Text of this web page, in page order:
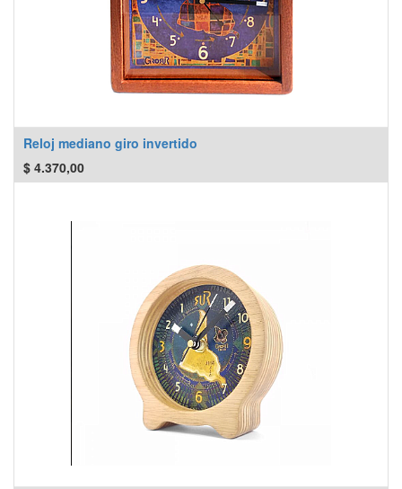
Reloj mediano giro invertido
$ 4.370,00